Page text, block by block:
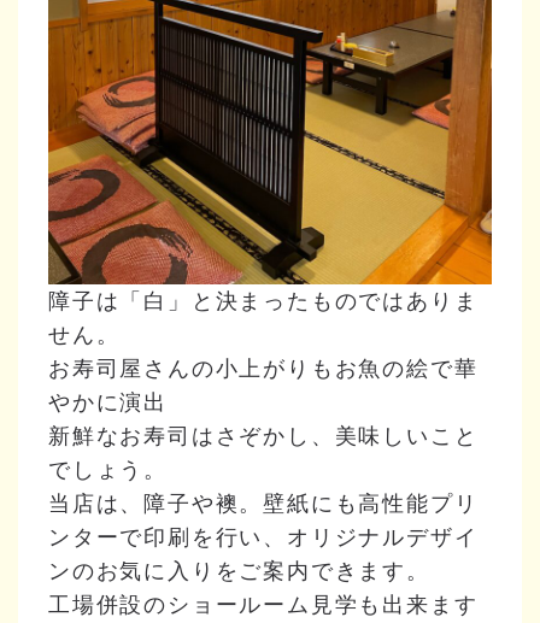
障子は「白」と決まったものではありま
せん。
お寿司屋さんの小上がりもお魚の絵で華
やかに演出
新鮮なお寿司はさぞかし、美味しいこと
でしょう。
当店は、障子や襖。壁紙にも高性能プリ
ンターで印刷を行い、オリジナルデザイ
ンのお気に入りをご案内できます。
工場併設のショールーム見学も出来ます